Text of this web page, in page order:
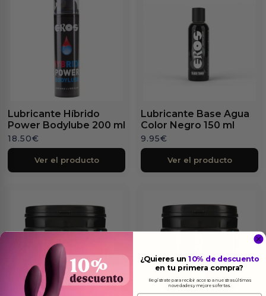
Lubricante Híbrido
Power Bodylube 200 ml
18.50€
Ver el producto
Lubricante Base Agua
Color Negro 150 ml
9.95€
Ver el producto
¿Quieres un10% de descuento
en tu primera compra?
Regístrate para recibir acceso a nuestras últimas
novedades y mejores ofertas.